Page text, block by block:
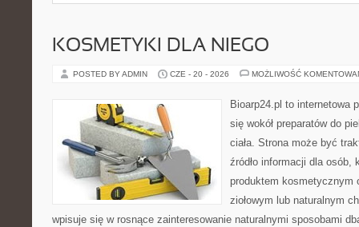
KOSMETYKI DLA NIEGO
POSTED BY ADMIN CZE - 20 - 2026 MOŻLIWOŚĆ
Bioarp24.pl to internetowa
się wokół preparatów do
ciała. Strona może być
źródło informacji dla osób,
produktem kosmetycznym
ziołowym lub naturalnym
wpisuje się w rosnące zainteresowanie naturalnymi sposobami